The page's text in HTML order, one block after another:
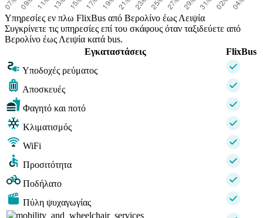
Υπηρεσίες εν πλω FlixBus από Βερολίνο έως Λειψία
Συγκρίνετε τις υπηρεσίες επί του σκάφους όταν ταξιδεύετε από
Βερολίνο έως Λειψία κατά bus.
Εγκαταστάσεις
FlixBus
Υποδοχές ρεύματος
Αποσκευές
Φαγητό και ποτό
Κλιματισμός
WiFi
Προσιτότητα
Ποδήλατο
Πύλη ψυχαγωγίας